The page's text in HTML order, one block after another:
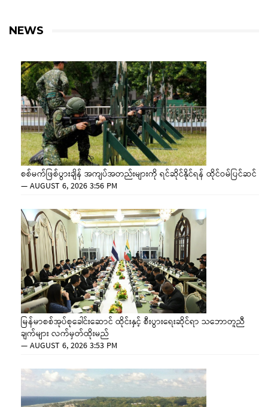
NEWS
စစ်မက်ဖြစ်ပွားချိန် အကျပ်အတည်းများကို ရင်ဆိုင်နိုင်ရန် ထိုင်ဝမ်ပြင်ဆင်
—AUGUST 6, 2026 3:56 PM
မြန်မာစစ်အုပ်စုခေါင်းဆောင် ထိုင်းနှင့် စီးပွားရေးဆိုင်ရာ သဘောတူညီ
ချက်များ လက်မှတ်ထိုးမည်
—AUGUST 6, 2026 3:53 PM